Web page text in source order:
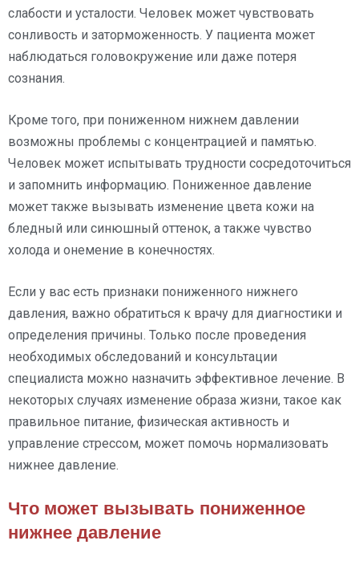
слабости и усталости. Человек может чувствовать
сонливость и заторможенность. У пациента может
наблюдаться головокружение или даже потеря
сознания.
Кроме того, при пониженном нижнем давлении
возможны проблемы с концентрацией и памятью.
Человек может испытывать трудности сосредоточиться
и запомнить информацию. Пониженное давление
может также вызывать изменение цвета кожи на
бледный или синюшный оттенок, а также чувство
холода и онемение в конечностях.
Если у вас есть признаки пониженного нижнего
давления, важно обратиться к врачу для диагностики и
определения причины. Только после проведения
необходимых обследований и консультации
специалиста можно назначить эффективное лечение. В
некоторых случаях изменение образа жизни, такое как
правильное питание, физическая активность и
управление стрессом, может помочь нормализовать
нижнее давление.
Что может вызывать пониженное
нижнее давление